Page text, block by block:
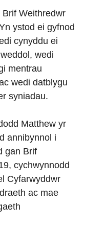
Weithredwr
ystod ei gyfnod
cynyddu ei
wedi
mentrau
wedi datblygu
syniadau.
Matthew yr
annibynnol i
gan Brif
cychwynnodd
Cyfarwyddwr
ac mae